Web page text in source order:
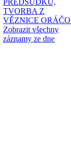
PŘEDSUDKŮ,
TVORBA Z
VĚZNICE
Zobrazit všechny
záznamy ze dne